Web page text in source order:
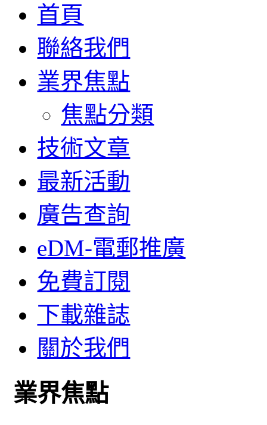
首頁
聯絡我們
業界焦點
焦點分類
技術文章
最新活動
廣告查詢
eDM-電郵推廣
免費訂閱
下載雜誌
關於我們
業界焦點